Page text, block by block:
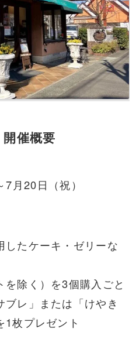
催概要
月20日（祝）
したケーキ・ゼリーな
除く）を3個購入ごと
レ」または「けやき
1枚プレゼント